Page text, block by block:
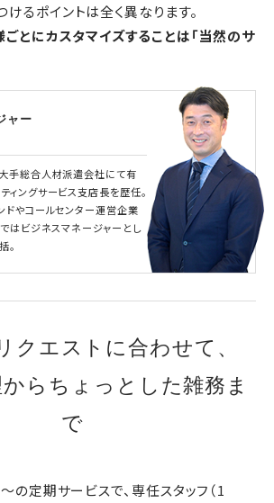
るポイントは全く異なります。
とにカスタマイズすることは「当然のサ
ャー
手総合人材派遣会社にて有
ィングサービス支店長を歴任。
ドやコールセンター運営企業
はビジネスマネージャーとし
。
クエストに合わせて、
らちょっとした雑務ま
で
の定期サービスで、専任スタッフ（1